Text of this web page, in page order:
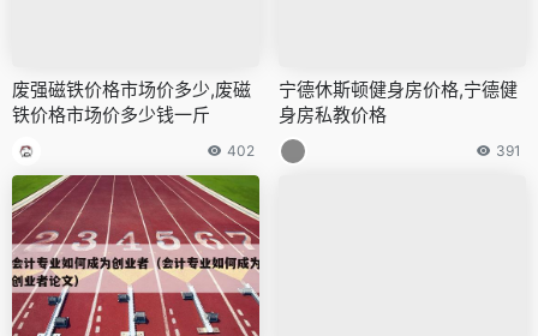
废强磁铁价格市场价多少,废磁
铁价格市场价多少钱一斤
402
宁德休斯顿健身房价格,宁德健
身房私教价格
391